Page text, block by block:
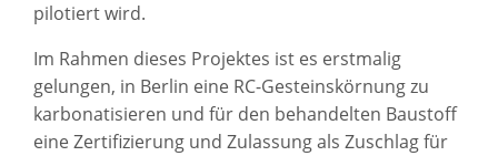
pilotiert wird.
Im Rahmen dieses Projektes ist es erstmalig
gelungen, in Berlin eine RC-Gesteinskörnung zu
karbonatisieren und für den behandelten Baustoff
eine Zertifizierung und Zulassung als Zuschlag für